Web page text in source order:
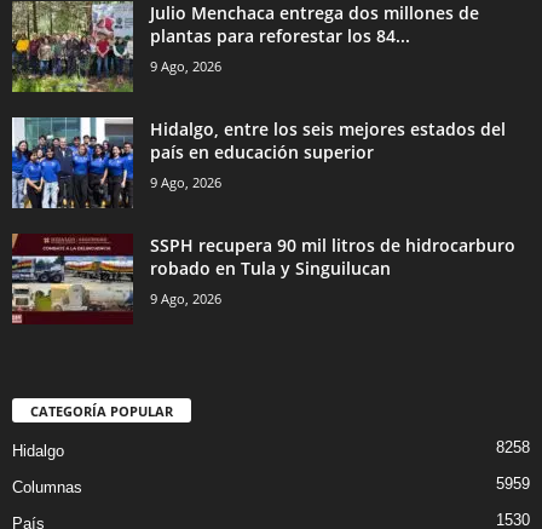
Julio Menchaca entrega dos millones de
plantas para reforestar los 84...
9 Ago, 2026
Hidalgo, entre los seis mejores estados del
país en educación superior
9 Ago, 2026
SSPH recupera 90 mil litros de hidrocarburo
robado en Tula y Singuilucan
9 Ago, 2026
CATEGORÍA POPULAR
Hidalgo 8258
Columnas 5959
País 1530